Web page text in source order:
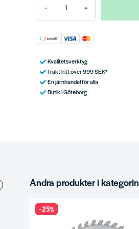
- +
Kvalitetsverktyg
Fraktfritt över 999 SEK*
En järnhandel för alla
Butik i Göteborg
Andra produkter i kategorin
-25%